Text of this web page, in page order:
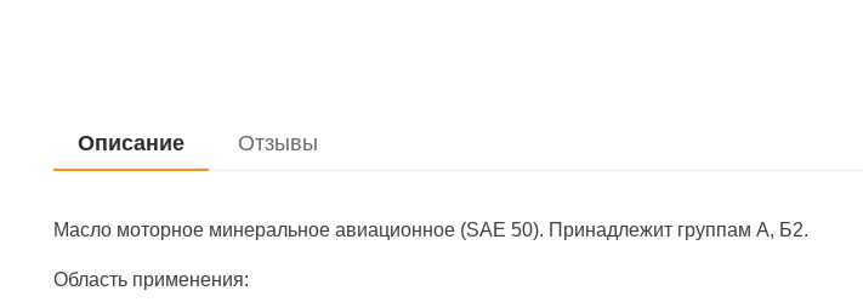
Описание Отзывы
Масло моторное минеральное авиационное (SAE 50). Принадлежит группам А, Б2.
Область применения: